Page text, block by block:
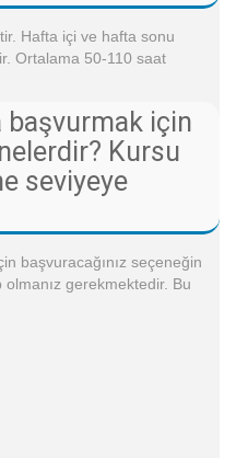
Hafta içi ve hafta sonu
Ortalama 50-110 saat
başvurmak için
Kursu
seviyeye
başvuracağınız seçeneğin
gerekmektedir. Bu